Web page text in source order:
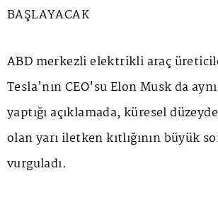
BAŞLAYACAK
ABD merkezli elektrikli araç
Tesla'nın CEO'su Elon Musk da
yaptığı açıklamada, küresel
olan yarı iletken kıtlığının büyük
vurguladı.